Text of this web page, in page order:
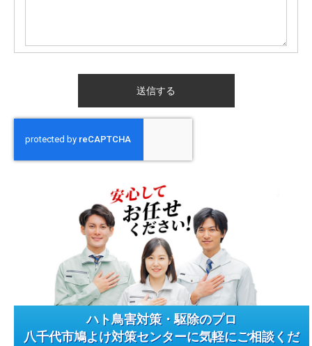
ハト鳥害対策・駆除のプロ
八千代市鳩よけ対策センターに気軽にご相談くだ